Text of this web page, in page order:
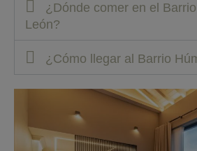
¿Dónde comer en el
León?
¿Cómo llegar al Barrio